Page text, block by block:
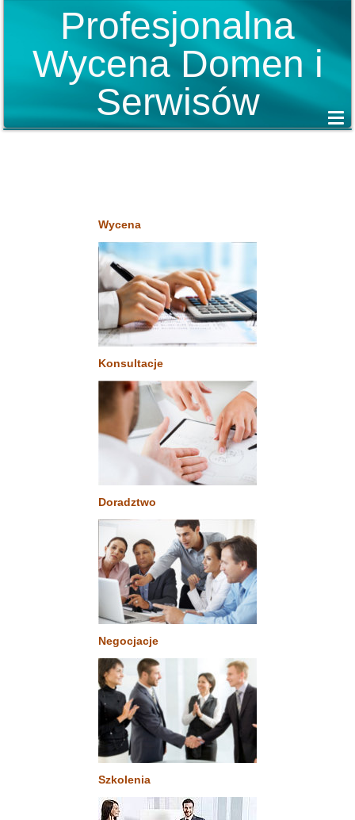
Profesjonalna
Wycena Domen i
Serwisów
Wycena
Konsultacje
Doradztwo
Negocjacje
Szkolenia